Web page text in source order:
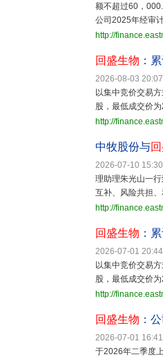
额不超过60，
公司2025年经审
http://
回盛生物 ：
2026-08-03
以集中竞价交易
股，最低成交价
http://
中牧股份与
2026-07-10
理助理朱光山一行
互补、风险共担
http://
回盛生物 ：
2026-07-01
以集中竞价交易
股，最低成交价
http://
回盛生物 ：
2026-07-01
于2026年二季度